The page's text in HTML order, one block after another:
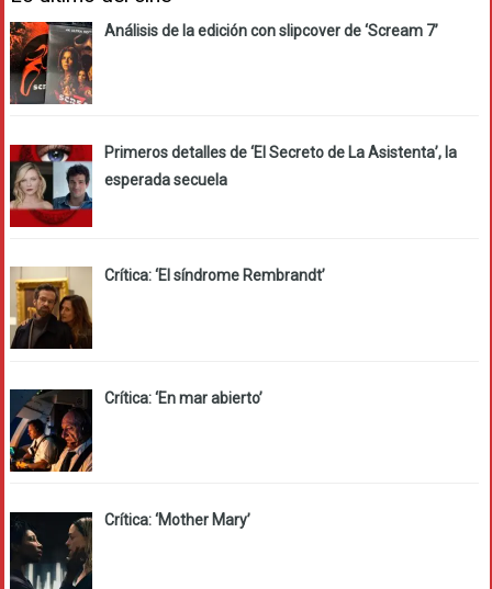
Análisis de la edición con slipcover de ‘Scream 7’
Primeros detalles de ‘El Secreto de La Asistenta’, la
esperada secuela
Crítica: ‘El síndrome Rembrandt’
Crítica: ‘En mar abierto’
Crítica: ‘Mother Mary’